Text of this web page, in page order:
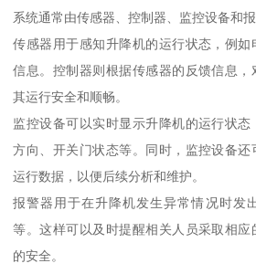
系统通常由传感器、控制器、监控设备和报
传感器用于感知升降机的运行状态，例
信息。控制器则根据传感器的反馈信息
其运行安全和顺畅。
监控设备可以实时显示升降机的运行状
方向、开关门状态等。同时，监控设备
运行数据，以便后续分析和维护。
报警器用于在升降机发生异常情况时发
等。这样可以及时提醒相关人员采取相
的安全。